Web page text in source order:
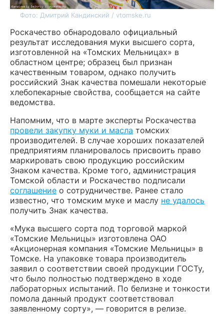
Фото: Дмитрий Кандинский / vtomske.ru
Роскачество обнародовало официальный
результат исследования муки высшего сорта,
изготовленной на «Томских Мельницах» в
областном центре; образец был признан
качественным товаром, однако получить
российский Знак качества помешали некоторые
хлебопекарные свойства, сообщается на сайте
ведомства.
Напомним, что в марте эксперты Роскачества
провели закупку муки и масла томских
производителей. В случае хороших показателей
предприятиям планировалось присвоить право
маркировать свою продукцию российским
Знаком качества. Кроме того, администрация
Томской области и Роскачество подписали
соглашение о сотрудничестве. Ранее стало
известно, что томским муке и маслу не удалось
получить Знак качества.
«Мука высшего сорта под торговой маркой
«Томские Мельницы» изготовлена ОАО
«Акционерная компания «Томские Мельницы» в
Томске. На упаковке товара производитель
заявил о соответствии своей продукции ГОСТу,
что было полностью подтверждено в ходе
лабораторных испытаний. По белизне и тонкости
помола данный продукт соответствовал
заявленному сорту», — говорится в релизе.